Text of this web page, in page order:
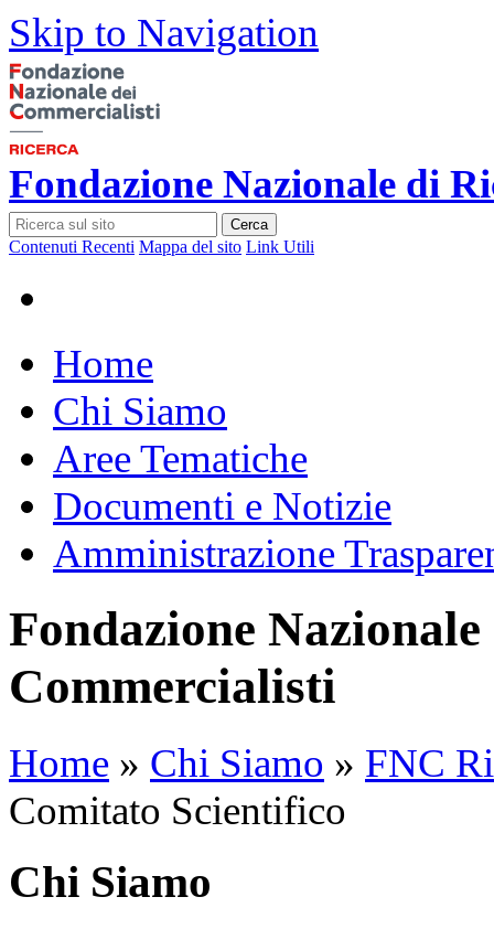
Skip to Navigation
Fondazione Nazionale di
Cerca
Contenuti Recenti Mappa del sito Link Utili
Home
Chi Siamo
Aree Tematiche
Documenti e Notizie
Amministrazione
Fondazione
Commercialisti
Home » Chi Siamo » FNC
Comitato Scientifico
Chi Siamo